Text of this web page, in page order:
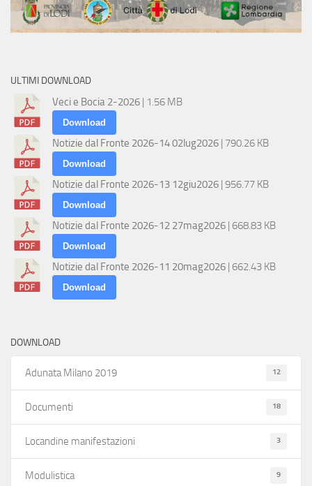
ULTIMI DOWNLOAD
Veci e Bocia 2-2026 | 1.56 MB
Download
Notizie dal Fronte 2026-14 02lug2026 | 790.26 KB
Download
Notizie dal Fronte 2026-13 12giu2026 | 956.77 KB
Download
Notizie dal Fronte 2026-12 27mag2026 | 668.83 KB
Download
Notizie dal Fronte 2026-11 20mag2026 | 662.43 KB
Download
DOWNLOAD
Adunata Milano 2019 12
Documenti 18
Locandine manifestazioni 3
Modulistica 9